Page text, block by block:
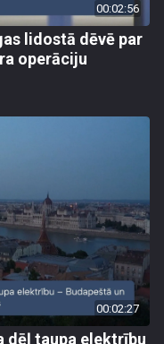
00:02:56
lidostā dēvē par
operāciju
00:02:27
dēļ taupa elektrību